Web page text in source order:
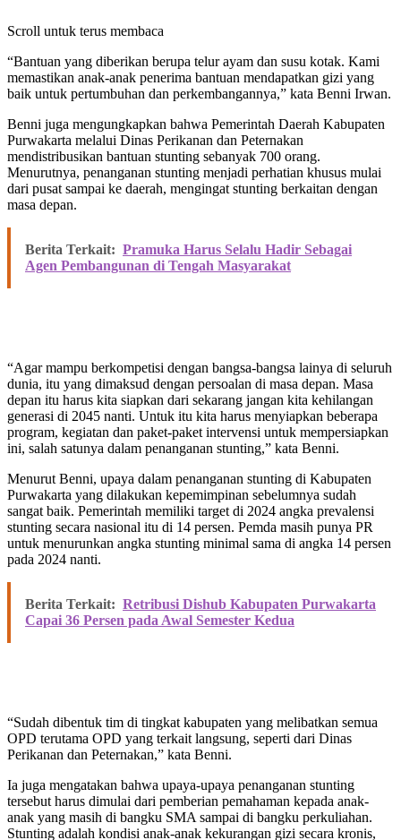
Scroll untuk terus membaca
“Bantuan yang diberikan berupa telur ayam dan susu kotak. Kami
memastikan anak-anak penerima bantuan mendapatkan gizi yang
baik untuk pertumbuhan dan perkembangannya,” kata Benni Irwan.
Benni juga mengungkapkan bahwa Pemerintah Daerah Kabupaten
Purwakarta melalui Dinas Perikanan dan Peternakan
mendistribusikan bantuan stunting sebanyak 700 orang.
Menurutnya, penanganan stunting menjadi perhatian khusus mulai
dari pusat sampai ke daerah, mengingat stunting berkaitan dengan
masa depan.
Berita Terkait: Pramuka Harus Selalu Hadir Sebagai
Agen Pembangunan di Tengah Masyarakat
“Agar mampu berkompetisi dengan bangsa-bangsa lainya di seluruh
dunia, itu yang dimaksud dengan persoalan di masa depan. Masa
depan itu harus kita siapkan dari sekarang jangan kita kehilangan
generasi di 2045 nanti. Untuk itu kita harus menyiapkan beberapa
program, kegiatan dan paket-paket intervensi untuk mempersiapkan
ini, salah satunya dalam penanganan stunting,” kata Benni.
Menurut Benni, upaya dalam penanganan stunting di Kabupaten
Purwakarta yang dilakukan kepemimpinan sebelumnya sudah
sangat baik. Pemerintah memiliki target di 2024 angka prevalensi
stunting secara nasional itu di 14 persen. Pemda masih punya PR
untuk menurunkan angka stunting minimal sama di angka 14 persen
pada 2024 nanti.
Berita Terkait: Retribusi Dishub Kabupaten Purwakarta
Capai 36 Persen pada Awal Semester Kedua
“Sudah dibentuk tim di tingkat kabupaten yang melibatkan semua
OPD terutama OPD yang terkait langsung, seperti dari Dinas
Perikanan dan Peternakan,” kata Benni.
Ia juga mengatakan bahwa upaya-upaya penanganan stunting
tersebut harus dimulai dari pemberian pemahaman kepada anak-
anak yang masih di bangku SMA sampai di bangku perkuliahan.
Stunting adalah kondisi anak-anak kekurangan gizi secara kronis,